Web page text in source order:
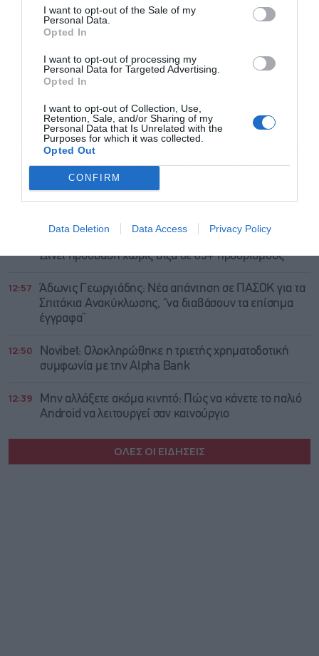
I want to opt-out of the Sale of my
Personal Data.
Opted In
I want to opt-out of processing my
Personal Data for Targeted Advertising.
Opted In
I want to opt-out of Collection, Use,
Retention, Sale, and/or Sharing of my
Personal Data that Is Unrelated with the
Purposes for which it was collected.
Opted Out
CONFIRM
Data Deletion Data Access Privacy Policy
ΡΟΗ ΕΙΔΗΣΕΩΝ ΔΗΜΟΦΙΛΗ
Έως 30.000 ευρώ το τ.μ. στη Μύκονο
Στην ΑΑΔΕ ο Μητσοτάκης για το myAGRO: Μια πολύ
Σταμάτησε να φορτίζει το κινητό από το USB του
Δίνει πρόσβαση χωρίς βίζα σε 85+ προορισμούς
12:57
Άδωνις Γεωργιάδης: Νέα απάντηση σε ΠΑΣΟΚ για τα
Σπιτάκια Ανακύκλωσης, “να διαβάσουν τα επίσημα
έγγραφα”
12:50
Novibet: Ολοκληρώθηκε η τριετής χρηματοδοτική
συμφωνία με την Alpha Bank
12:39
Μην αλλάξετε ακόμα κινητό: Πώς να κάνετε το παλιό
Android να λειτουργεί σαν καινούργιο
ΟΛΕΣ ΟΙ ΕΙΔΗΣΕΙΣ